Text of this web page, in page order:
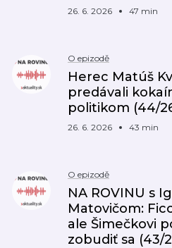
26. 6. 2026 47 min
O epizodě
Herec Matúš
predávali
politikom (44/
26. 6. 2026 43 min
O epizodě
NA ROVINU s
Matovičom:
ale Šimečkovi
zobudiť sa (43/